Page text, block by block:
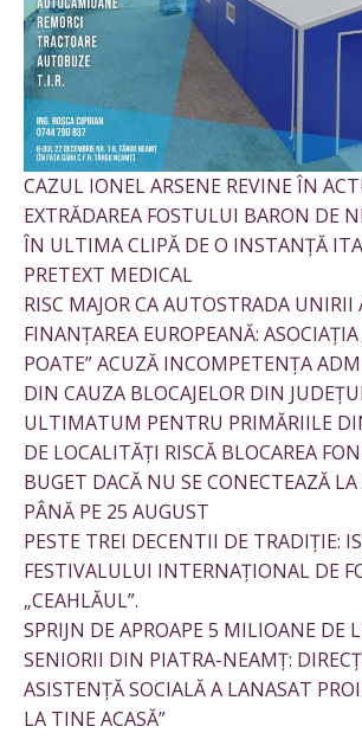
CAZUL IONEL ARSENE REVINE ÎN
EXTRĂDAREA FOSTULUI BARON DE
ÎN ULTIMA CLIPĂ DE O INSTANȚĂ
PRETEXT MEDICAL
RISC MAJOR CA AUTOSTRADA UNIRII
FINANȚAREA EUROPEANĂ:
POATE” ACUZĂ INCOMPETENȚA
DIN CAUZA BLOCAJELOR DIN
ULTIMATUM PENTRU PRIMĂRIILE
DE LOCALITĂȚI RISCĂ BLOCAREA
BUGET DACĂ NU SE CONECTEAZĂ LA
PÂNĂ PE 25 AUGUST
PESTE TREI DECENTII DE TRADIȚIE:
FESTIVALULUI INTERNAȚIONAL DE
„CEAHLĂUL”.
SPRIJN DE APROAPE 5 MILIOANE DE
SENIORII DIN PIATRA-NEAMȚ:
ASISTENȚĂ SOCIALĂ A LANASAT
LA TINE ACASĂ”